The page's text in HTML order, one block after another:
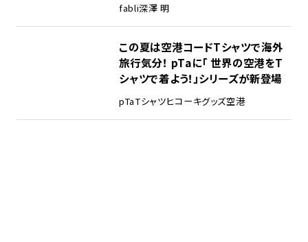
fabli深澤 明
この夏は空港コードTシャツで海外
旅行気分！ pTaに「 世界の空港をT
シャツで着よう！」シリーズが新登場
pTaTシャツヒコーキグッズ空港